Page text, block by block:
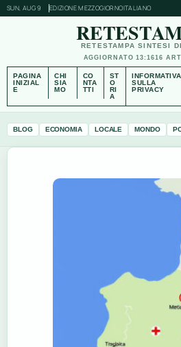
SUN, AUG 9 EDIZIONE MEZZOGIORNOITALIANO
RETESTAMPA SINTESI
AGGIORNATO 13:1616
PAGINA
INIZIAL
E
CHI
SIA
MO
CO
NTA
TTI
ST
O
RI
A
INFORMATIVA
SULLA
PRIVACY
BLOG ECONOMIA LOCALE MONDO